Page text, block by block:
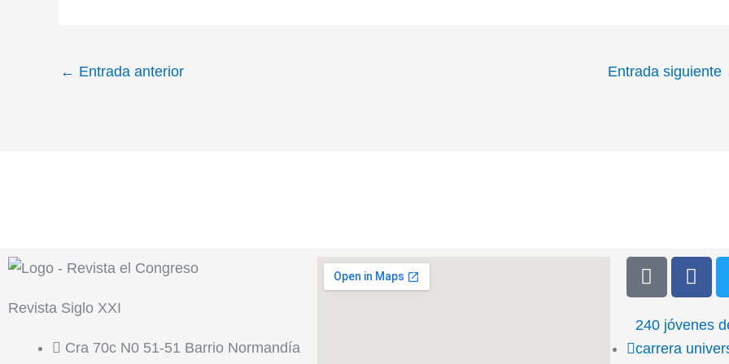
← Entrada anterior Entrada siguiente
Revista Siglo XXI
Cra 70c N0 51-51 Barrio Normandía
T
i
t
o
F
a
e
b
240 jóvenes
carrera